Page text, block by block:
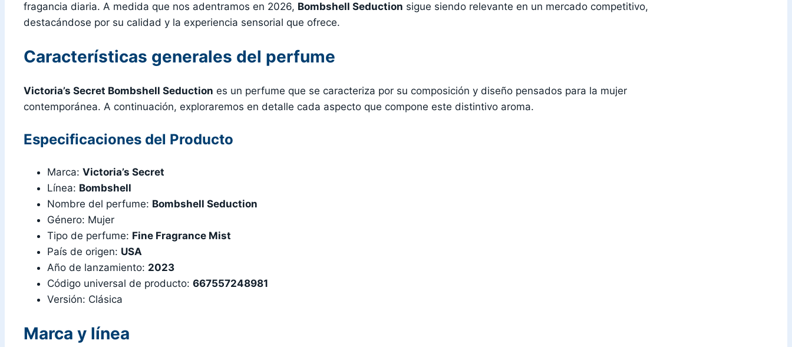
fragancia diaria. A medida que nos adentramos en 2026, Bombshell Seduction sigue siendo relevante en un mercado competitivo,
destacándose por su calidad y la experiencia sensorial que ofrece.
Características generales del perfume
Victoria’s Secret Bombshell Seduction es un perfume que se caracteriza por su composición y diseño pensados para la mujer
contemporánea. A continuación, exploraremos en detalle cada aspecto que compone este distintivo aroma.
Especificaciones del Producto
Marca: Victoria’s Secret
Línea: Bombshell
Nombre del perfume: Bombshell Seduction
Género: Mujer
Tipo de perfume: Fine Fragrance Mist
País de origen: USA
Año de lanzamiento: 2023
Código universal de producto: 667557248981
Versión: Clásica
Marca y línea